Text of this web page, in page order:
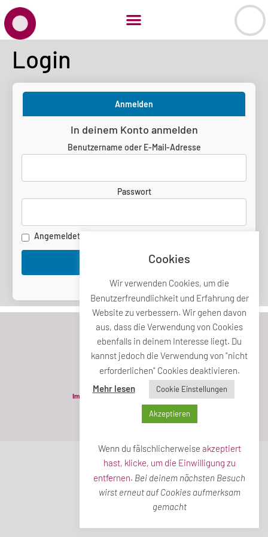
Login
Anmelden
In deinem Konto anmelden
Benutzername oder E-Mail-Adresse
Passwort
Angemeldet bleiben
Passwort vergessen?
Impressum
© Die neue Mitte 2022
Cookies
Wir verwenden Cookies, um die
Benutzerfreundlichkeit und Erfahrung der
Website zu verbessern. Wir gehen davon
aus, dass die Verwendung von Cookies
ebenfalls in deinem Interesse liegt. Du
kannst jedoch die Verwendung von "nicht
erforderlichen" Cookies deaktivieren.
Mehr lesen
Cookie Einstellungen
Akzeptieren
Wenn du fälschlicherweise akzeptiert
hast, klicke, um die Einwilligung zu
entfernen. Bei deinem nächsten Besuch
wirst erneut auf Cookies aufmerksam
gemacht